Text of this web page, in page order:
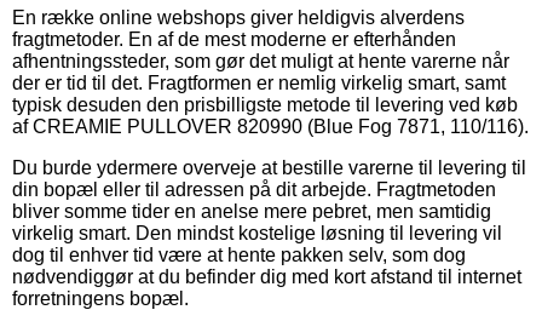
En række online webshops giver heldigvis alverdens
fragtmetoder. En af de mest moderne er efterhånden
afhentningssteder, som gør det muligt at hente varerne når
der er tid til det. Fragtformen er nemlig virkelig smart, samt
typisk desuden den prisbilligste metode til levering ved køb
af CREAMIE PULLOVER 820990 (Blue Fog 7871, 110/116).
Du burde ydermere overveje at bestille varerne til levering til
din bopæl eller til adressen på dit arbejde. Fragtmetoden
bliver somme tider en anelse mere pebret, men samtidig
virkelig smart. Den mindst kostelige løsning til levering vil
dog til enhver tid være at hente pakken selv, som dog
nødvendiggør at du befinder dig med kort afstand til internet
forretningens bopæl.